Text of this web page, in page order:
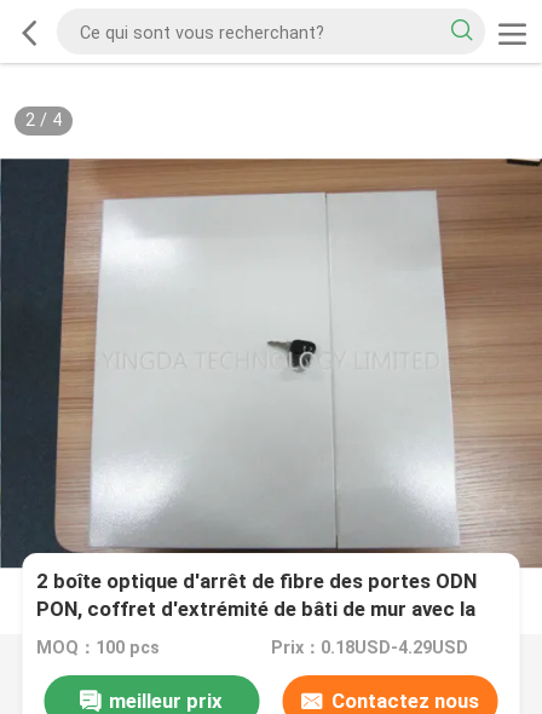
2/ 4
2 boîte optique d'arrêt de fibre des portes ODN
PON, coffret d'extrémité de bâti de mur avec la
clé
MOQ：100 pcs Prix：0.18USD-4.29USD
meilleur prix Contactez nous